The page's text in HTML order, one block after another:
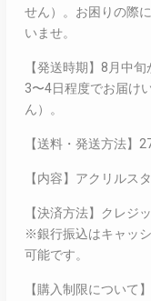
せん）。お困りの際
いませ。
【発送時期】8月中
3〜4日程度でお届け
ん）。
【送料・発送方法】
【内容】アクリルス
【決済方法】クレジ
※銀行振込はキャッ
可能です。
【購入制限について】